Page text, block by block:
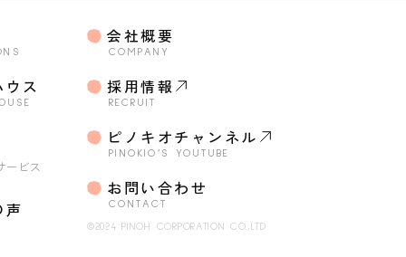
ウス
ービス
声
会社概要
COMPANY
採用情報
RECRUIT
ピノキオチャンネル
PINOKIO’S YOUTUBE
お問い合わせ
CONTACT
©2024 PINOH CORPORATION CO.,LTD.